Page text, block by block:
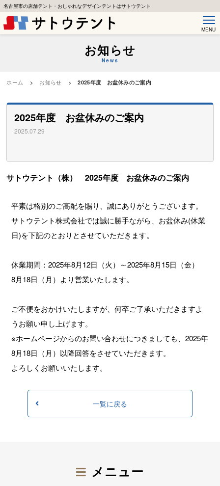
名古屋市の店舗テント・おしゃれなデザインテントはサトウテント
MENU
お知らせ
News
ホーム > お知らせ > 2025年度 お盆休みのご案内
2025年度 お盆休みのご案内
2025.07.29
サトウテント（株） 2025年度 お盆休みのご案内
平素は格別のご高配を賜り、誠にありがとうございます。
サトウテント株式会社では誠に勝手ながら、お盆休み(休業
日)を下記のとおりとさせていただきます。
休業期間：2025年8月12日（火）～2025年8月15日（金）
8月18日（月）より営業いたします。
ご不便をおかけいたしますが、何卒ご了承いただきますよ
うお願い申し上げます。
※ホームページからのお問い合わせにつきましても、2025年
8月18日（月）以降回答をさせていただきます。
よろしくお願いいたします。
一覧に戻る
メニュー